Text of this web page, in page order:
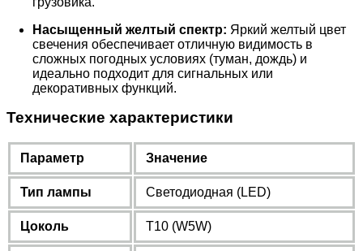
Насыщенный желтый спектр: Яркий желтый цвет
свечения обеспечивает отличную видимость в
сложных погодных условиях (туман, дождь) и
идеально подходит для сигнальных или
декоративных функций.
Технические характеристики
Параметр Значение
Тип лампы Светодиодная (LED)
Цоколь T10 (W5W)